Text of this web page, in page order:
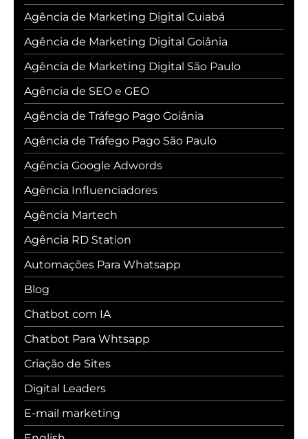
Agência de Marketing Digital Cuiabá
Agência de Marketing Digital Goiânia
Agência de Marketing Digital São Paulo
Agência de SEO e GEO
Agência de Tráfego Pago Goiânia
Agência de Tráfego Pago São Paulo
Agência Google Adwords
Agência Influenciadores
Agência Martech
Agência RD Station
Automações Para Whatsapp
Blog
Chatbot com IA
Chatbot Para Whtsapp
Criação de Sites
Digital Leaders
E-mail marketing